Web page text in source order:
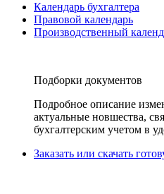
Календарь бухгалтера
Правовой календарь
Производственный
Подборки документов
Подробное описание
актуальные новшества,
бухгалтерским учетом в
Заказать или скачать